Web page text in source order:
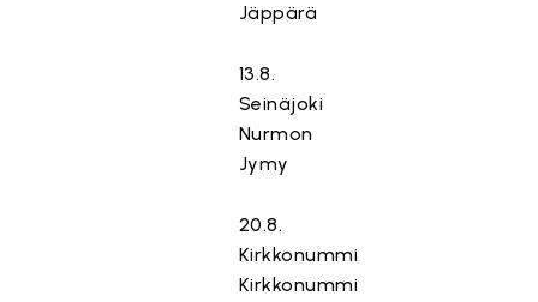
Jäppärä
13.8.
Seinäjoki
Nurmon
Jymy
20.8.
Kirkkonummi
Kirkkonummi